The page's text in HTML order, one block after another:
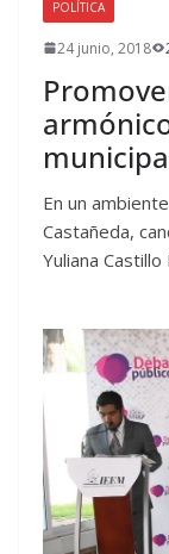
POLÍTICA
24 junio, 2018
En un
Castañeda,
Yuliana